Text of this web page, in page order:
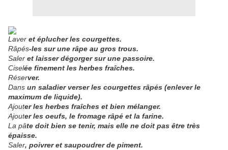
Laver et éplucher les courgettes.
Râpés-les sur une râpe au gros trous.
Saler et laisser dégorger sur une passoire.
Ciselée finement les herbes fraîches.
Réserver.
Dans un saladier verser les courgettes râpés (enlever le
maximum de liquide).
Ajouter les herbes fraîches et bien mélanger.
Ajouter les oeufs, le fromage râpé et la farine.
La pâte doit bien se tenir, mais elle ne doit pas être très
épaisse.
Saler, poivrer et saupoudrer de piment.